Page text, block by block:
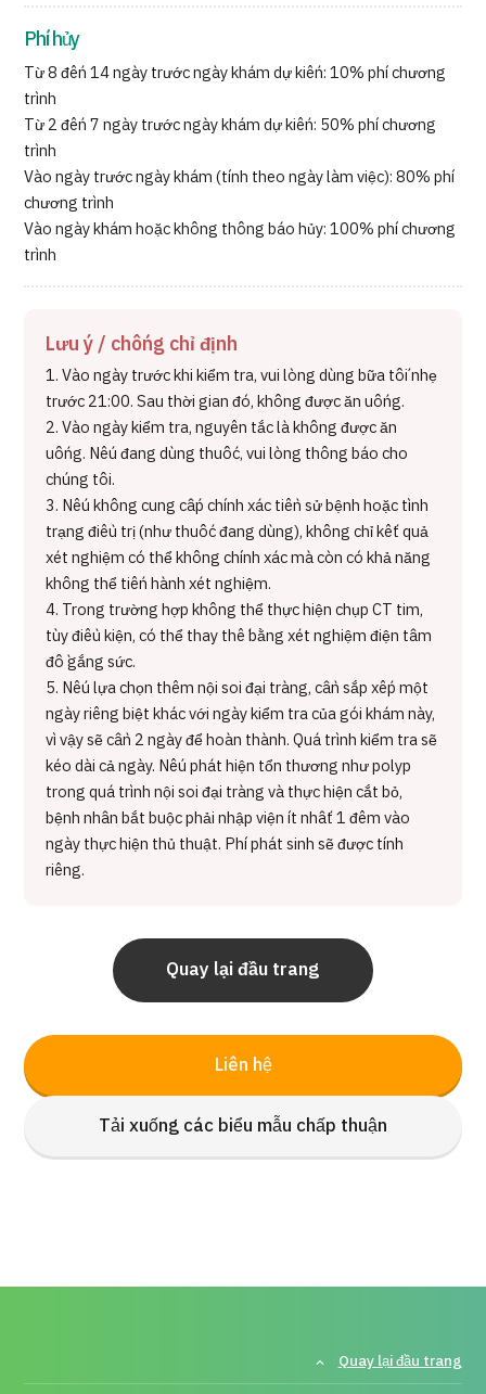
Liên hệ
Tải xuống các biểu mẫu chấp thuận
Phí hủy
Từ 8 đến 14 ngày trước ngày khám dự kiến: 10% phí chương
trình
Từ 2 đến 7 ngày trước ngày khám dự kiến: 50% phí chương
trình
Vào ngày trước ngày khám (tính theo ngày làm việc): 80% phí
chương trình
Vào ngày khám hoặc không thông báo hủy: 100% phí chương
trình
Lưu ý / chống chỉ định
1. Vào ngày trước khi kiểm tra, vui lòng dùng bữa tối nhẹ
trước 21:00. Sau thời gian đó, không được ăn uống.
2. Vào ngày kiểm tra, nguyên tắc là không được ăn
uống. Nếu đang dùng thuốc, vui lòng thông báo cho
chúng tôi.
3. Nếu không cung cấp chính xác tiền sử bệnh hoặc tình
trạng điều trị (như thuốc đang dùng), không chỉ kết quả
xét nghiệm có thể không chính xác mà còn có khả năng
không thể tiến hành xét nghiệm.
4. Trong trường hợp không thể thực hiện chụp CT tim,
tùy điều kiện, có thể thay thế bằng xét nghiệm điện tâm
đồ gắng sức.
5. Nếu lựa chọn thêm nội soi đại tràng, cần sắp xếp một
ngày riêng biệt khác với ngày kiểm tra của gói khám này,
vì vậy sẽ cần 2 ngày để hoàn thành. Quá trình kiểm tra sẽ
kéo dài cả ngày. Nếu phát hiện tổn thương như polyp
trong quá trình nội soi đại tràng và thực hiện cắt bỏ,
bệnh nhân bắt buộc phải nhập viện ít nhất 1 đêm vào
ngày thực hiện thủ thuật. Phí phát sinh sẽ được tính
riêng.
Quay lại đầu trang
Quay lại đầu trang